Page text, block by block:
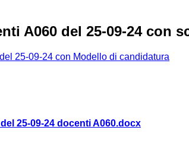
A060 del 25-09-24 con
25-09-24 con Modello di candidatura
25-09-24 docenti A060.docx